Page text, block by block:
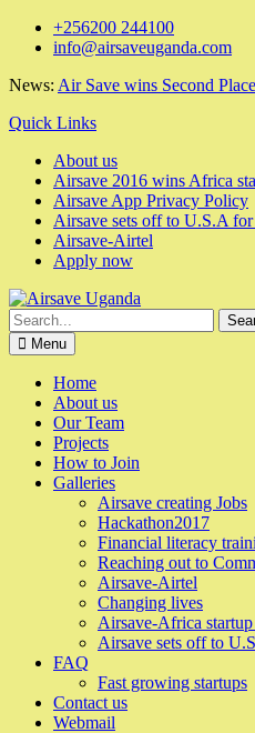
Skip
+256200 244100
info@airsaveuganda.com
News: Air Save wins Second
Quick Links
About us
Airsave 2016 wins Africa
Airsave App Privacy Policy
Airsave sets off to U.S.A
Airsave-Airtel
Apply now
Search
for:Menu
Home
About us
Our Team
Projects
How to Join
Galleries
Airsave creating Jobs
Hackathon2017
Financial literacy
Reaching out to
Airsave-Airtel
Changing lives
Airsave-Africa
Airsave sets off to
FAQ
Fast growing startups
Contact us
Webmail